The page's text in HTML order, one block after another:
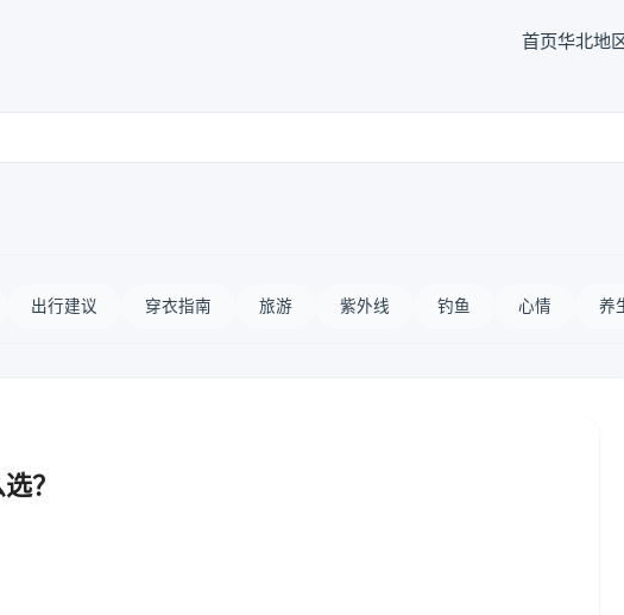
首页华北地
出行建议 穿衣指南 旅游 紫外线 钓鱼 心情 养
？